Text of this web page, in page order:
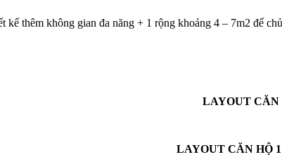
thêm không gian đa năng + 1 rộng khoảng 4 – 7m2 để
LAYOUT CĂN
LAYOUT CĂN HỘ 1